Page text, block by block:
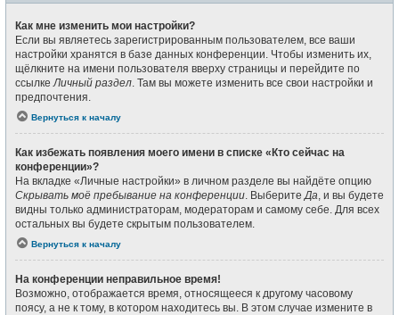
Как мне изменить мои настройки?
Если вы являетесь зарегистрированным пользователем, все ваши
настройки хранятся в базе данных конференции. Чтобы изменить их,
щёлкните на имени пользователя вверху страницы и перейдите по
ссылкеЛичный раздел. Там вы можете изменить все свои настройки и
предпочтения.
Вернуться к началу
Как избежать появления моего имени в списке «Кто сейчас на
конференции»?
На вкладке «Личные настройки» в личном разделе вы найдёте опцию
Скрывать моё пребывание на конференции. ВыберитеДа, и вы будете
видны только администраторам, модераторам и самому себе. Для всех
остальных вы будете скрытым пользователем.
Вернуться к началу
На конференции неправильное время!
Возможно, отображается время, относящееся к другому часовому
поясу, а не к тому, в котором находитесь вы. В этом случае измените в